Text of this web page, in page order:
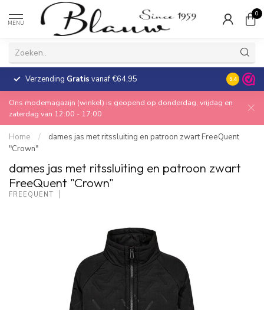
MENU
0
Verzending Gratis vanaf €64,95 30 dagen
9.4
Ons modemagazijn (winkel) is geopend op donderdag, vrijdag en
zaterdag van 12:00 - 17:00
Home /
dames jas met ritssluiting en patroon zwart FreeQuent
"Crown"
dames jas met ritssluiting en patroon zwart
FreeQuent "Crown"
FREEQUENT